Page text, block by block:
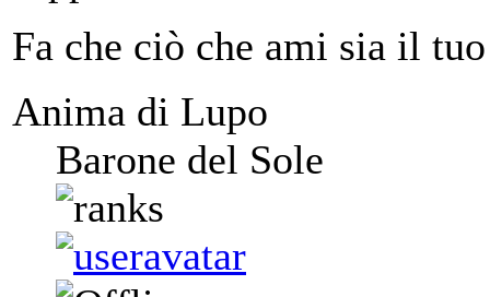
Fa che ciò che ami sia il
Anima di Lupo
Barone del Sole